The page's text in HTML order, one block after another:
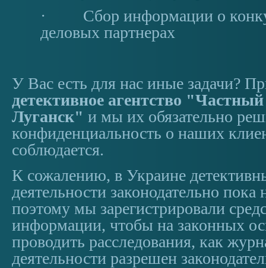
· Сбор информации о
деловых партнерах
У Вас есть для нас иные задачи?
детективное агентство
Луганск" и мы их обязательно
конфиденциальность о наших
соблюдается.
К сожалению, в Украине
деятельности законодательно пока
поэтому мы зарегистрировали
информации, чтобы на законных
проводить расследования, как
деятельности разрешен